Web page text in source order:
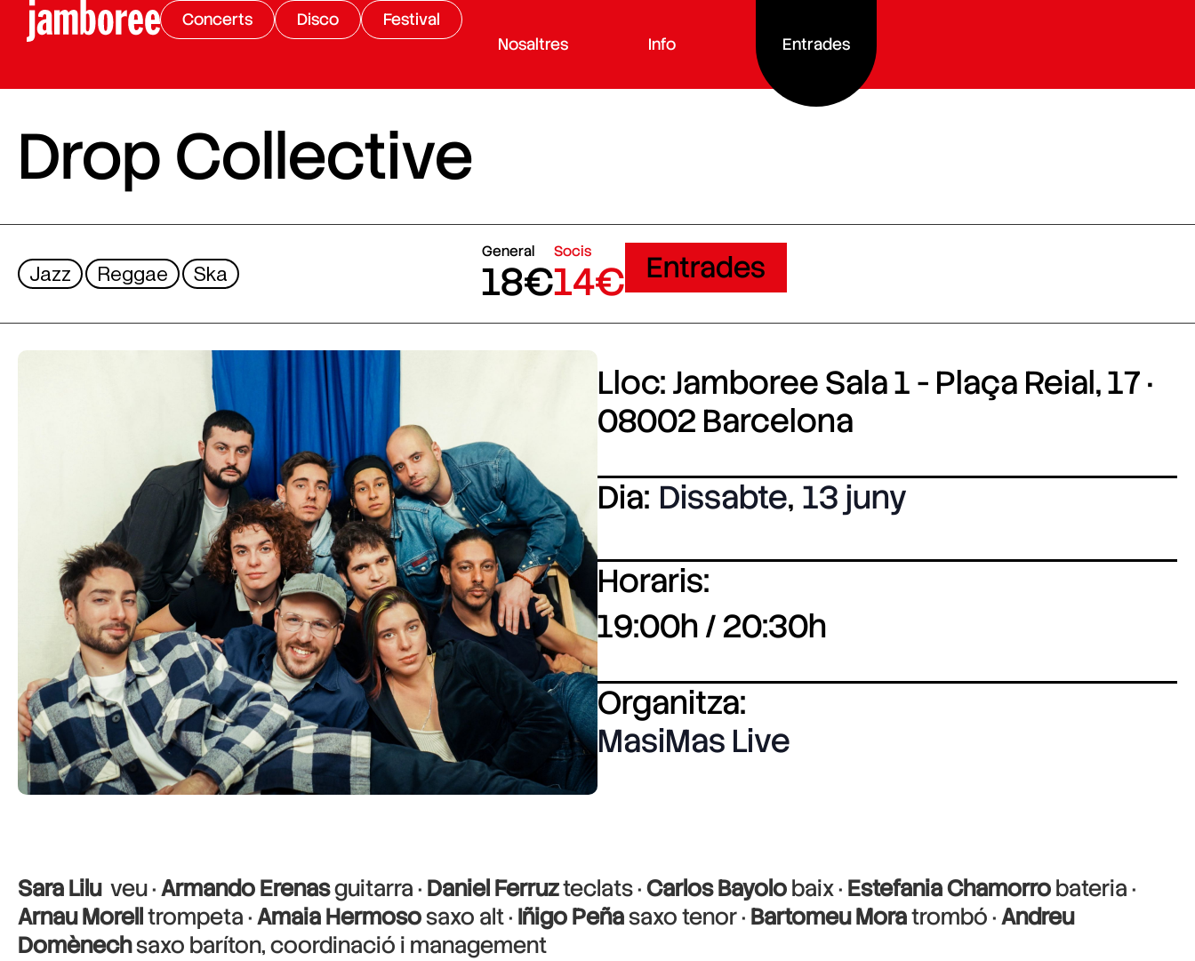
Concerts Disco
Festival
Nosaltres
Info Entrades
Drop Collective
Jazz Reggae Ska
General
18€
Socis
14€ Entrades
Lloc: Jamboree Sala 1 - Plaça Reial, 17 ·
08002 Barcelona
Dia: Dissabte, 13 juny
Horaris:
19:00h / 20:30h
Organitza:
MasiMas Live
Sara Liluveu ·Armando Erenasguitarra · Daniel Ferruzteclats ·Carlos Bayolobaix · Estefania Chamorrobateria ·
Arnau Morelltrompeta ·Amaia Hermososaxo alt · Iñigo Peñasaxo tenor · Bartomeu Moratrombó ·Andreu
Domènechsaxo baríton, coordinació i management